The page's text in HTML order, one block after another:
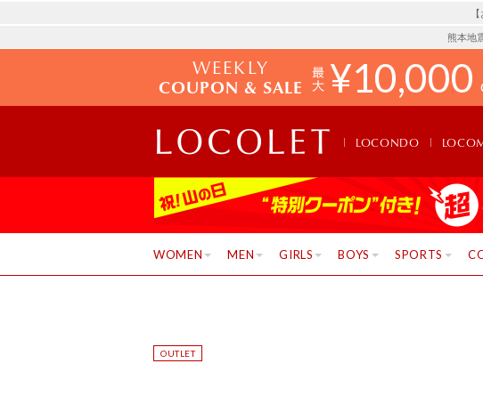
熊本地
WEEKLY
COUPON & SALE ¥10,000
LOCONDO
WOMEN MEN GIRLS BOYS SPORTS